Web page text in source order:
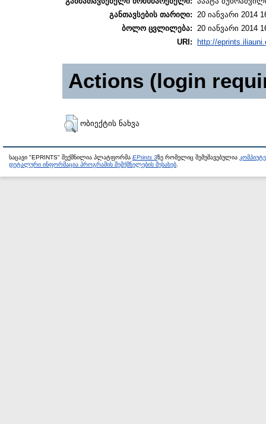
განთავსების თარიღი: 20 იანვარი 2014
ბოლო ცვლილება: 20 იანვარი 2014
URI:
http://
Actions (login
ობიექტის ნახვა
საცავი "EPRINTS" შექმნილია პლატფორმა EPrints 3ზე რომელიც შემუშავებულია
დეტალური ინფორმაცია პროგრამის შემქმნელების შესახებ.